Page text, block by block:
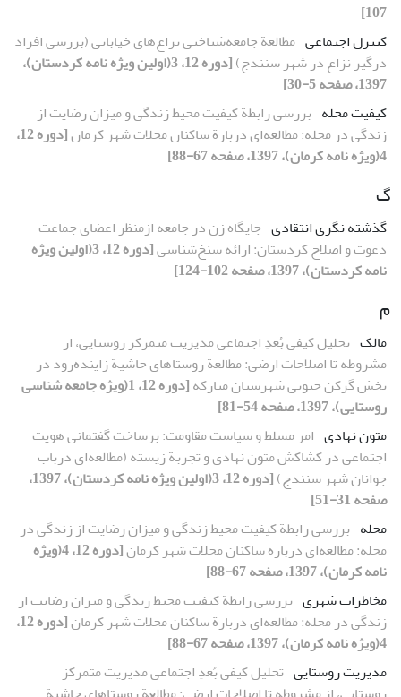
107]
کنترل اجتماعی مطالعة جامعه‌شناختی نزاع‌های خیابانی (بررسی افراد
درگیر نزاع در شهر سنندج)
[دوره 12، 3(اولین ویژه نامه کردستان)،
1397، صفحه 5-30]
کیفیت محله بررسی رابطة کیفیت محیط زندگی و میزان رضایت از
زندگی در محله: مطالعه‌ای دربارة ساکنان محلات شهر کرمان
[دوره 12،
4(ویژه نامه کرمان)، 1397، صفحه 67-88]
گ
گذشته­ نگری انتقادی جایگاه زن در جامعه ازمنظر اعضای جماعت
دعوت و اصلاح کردستان: ارائة سنخ‌شناسی
[دوره 12، 3(اولین ویژه
نامه کردستان)، 1397، صفحه 102-124]
م
مالک تحلیل کیفی بُعدِ اجتماعی مدیریت متمرکز روستایی، از
مشروطه تا اصلاحات ارضی: مطالعة روستاهای حاشیة زاینده‌رود در
بخش گرکن جنوبی شهرستان مبارکه
[دوره 12، 1(ویژه جامعه شناسی
روستایی)، 1397، صفحه 54-81]
متون نهادی امر مسلط و سیاست مقاومت: برساخت گفتمانی هویت
اجتماعی در کشاکش متون نهادی و تجربة زیسته‌ (مطالعه‌ای درباب
جوانان شهر سنندج)
[دوره 12، 3(اولین ویژه نامه کردستان)، 1397،
صفحه 31-51]
محله بررسی رابطة کیفیت محیط زندگی و میزان رضایت از زندگی در
محله: مطالعه‌ای دربارة ساکنان محلات شهر کرمان
[دوره 12، 4(ویژه
نامه کرمان)، 1397، صفحه 67-88]
مخاطرات شهری بررسی رابطة کیفیت محیط زندگی و میزان رضایت از
زندگی در محله: مطالعه‌ای دربارة ساکنان محلات شهر کرمان
[دوره 12،
4(ویژه نامه کرمان)، 1397، صفحه 67-88]
مدیریت روستایی تحلیل کیفی بُعدِ اجتماعی مدیریت متمرکز